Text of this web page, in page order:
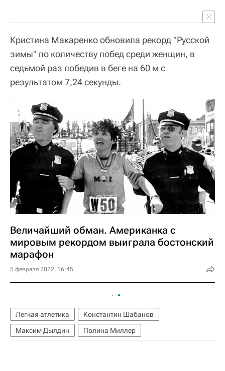
Кристина Макаренко обновила рекорд "Русской
зимы" по количеству побед среди женщин, в
седьмой раз победив в беге на 60 м с
результатом 7,24 секунды.
Величайший обман. Американка с
мировым рекордом выиграла бостонский
марафон
5 февраля 2022, 16:45
Легкая атлетика
Константин Шабанов
Максим Дылдин
Полина Миллер